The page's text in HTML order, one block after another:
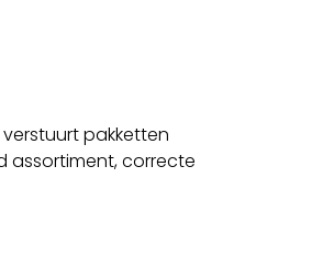
pakketten
assortiment, correcte